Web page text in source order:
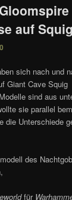
auf
sich nach und
Giant Cave Squig
sind aus
sie parallel
die Unterschiede
des
für